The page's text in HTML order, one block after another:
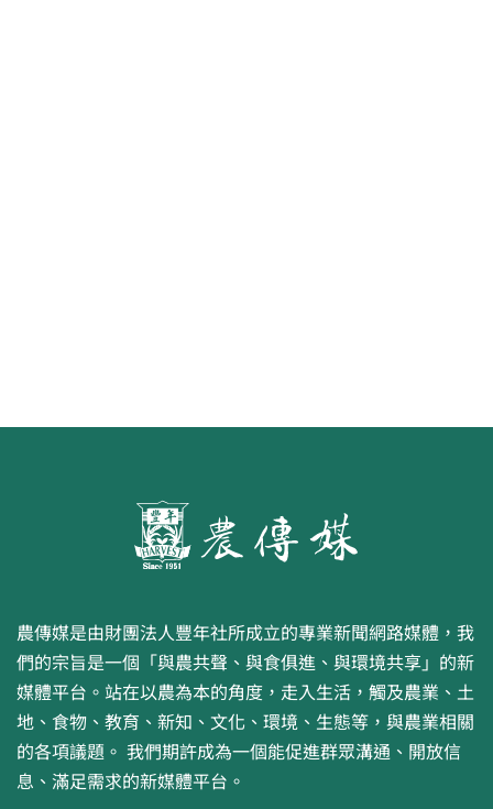
農傳媒是由財團法人豐年社所成立的專業新聞網路媒體，我
們的宗旨是一個「與農共聲、與食俱進、與環境共享」的新
媒體平台。站在以農為本的角度，走入生活，觸及農業、土
地、食物、教育、新知、文化、環境、生態等，與農業相關
的各項議題。 我們期許成為一個能促進群眾溝通、開放信
息、滿足需求的新媒體平台。